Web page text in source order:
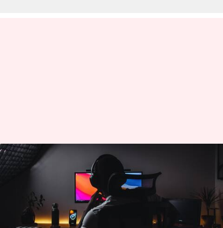
उत्तर प्रदेश: बरेली के यूट्यूबर ने कमाए
1 करोड़ रुपये, आयकर विभाग का
गजेंद्र Jul 17, 2023 05:40 pm